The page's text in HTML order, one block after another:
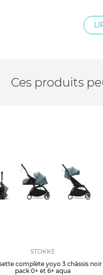
Ces produits
STOKKE
complète yoyo 3 châssis noir
pack 0+ et 6+ aqua